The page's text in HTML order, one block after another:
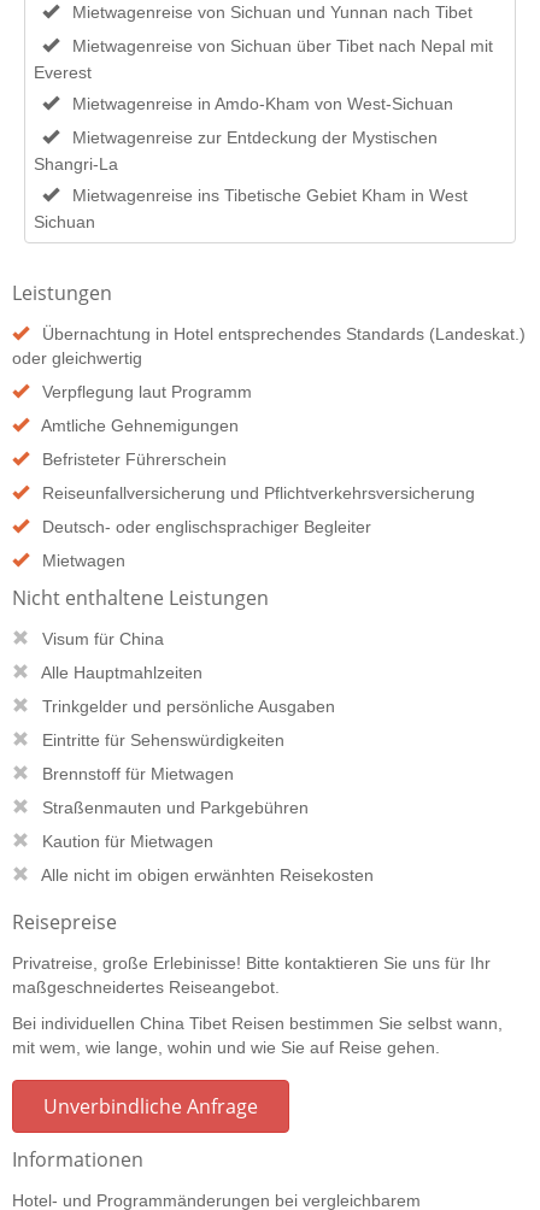
Mietwagenreise von Sichuan und Yunnan nach Tibet
Mietwagenreise von Sichuan über Tibet nach Nepal mit
Everest
Mietwagenreise in Amdo-Kham von West-Sichuan
Mietwagenreise zur Entdeckung der Mystischen
Shangri-La
Mietwagenreise ins Tibetische Gebiet Kham in West
Sichuan
Leistungen
Übernachtung in Hotel entsprechendes Standards (Landeskat.)
oder gleichwertig
Verpflegung laut Programm
Amtliche Gehnemigungen
Befristeter Führerschein
Reiseunfallversicherung und Pflichtverkehrsversicherung
Deutsch- oder englischsprachiger Begleiter
Mietwagen
Nicht enthaltene Leistungen
Visum für China
Alle Hauptmahlzeiten
Trinkgelder und persönliche Ausgaben
Eintritte für Sehenswürdigkeiten
Brennstoff für Mietwagen
Straßenmauten und Parkgebühren
Kaution für Mietwagen
Alle nicht im obigen erwänhten Reisekosten
Reisepreise
Privatreise, große Erlebinisse! Bitte kontaktieren Sie uns für Ihr
maßgeschneidertes Reiseangebot.
Bei individuellen China Tibet Reisen bestimmen Sie selbst wann,
mit wem, wie lange, wohin und wie Sie auf Reise gehen.
Unverbindliche Anfrage
Informationen
Hotel- und Programmänderungen bei vergleichbarem